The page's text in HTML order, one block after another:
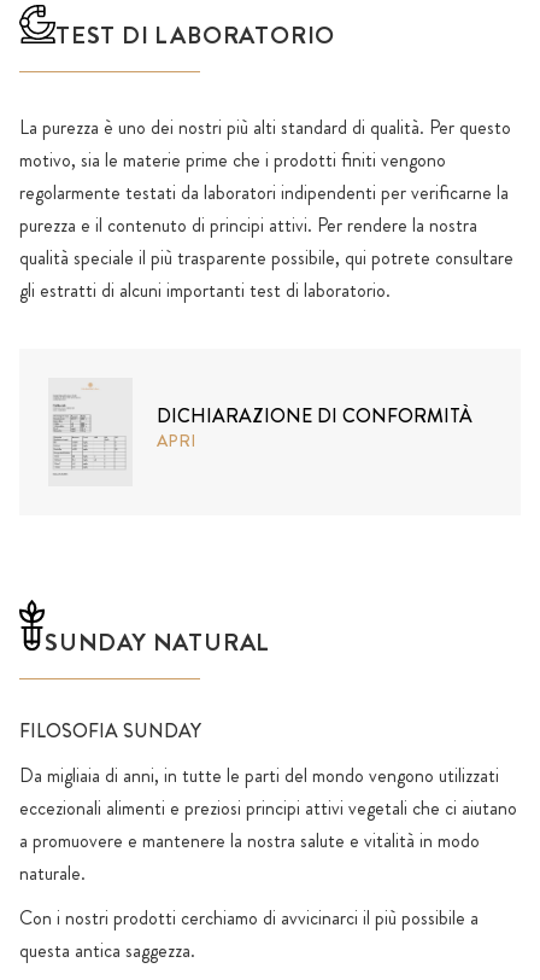
TEST DI LABORATORIO
La purezza è uno dei nostri più alti standard di qualità. Per questo
motivo, sia le materie prime che i prodotti finiti vengono
regolarmente testati da laboratori indipendenti per verificarne la
purezza e il contenuto di principi attivi. Per rendere la nostra
qualità speciale il più trasparente possibile, qui potrete consultare
gli estratti di alcuni importanti test di laboratorio.
DICHIARAZIONE DI CONFORMITÀ
APRI
SUNDAY NATURAL
FILOSOFIA SUNDAY
Da migliaia di anni, in tutte le parti del mondo vengono utilizzati
eccezionali alimenti e preziosi principi attivi vegetali che ci aiutano
a promuovere e mantenere la nostra salute e vitalità in modo
naturale.
Con i nostri prodotti cerchiamo di avvicinarci il più possibile a
questa antica saggezza.